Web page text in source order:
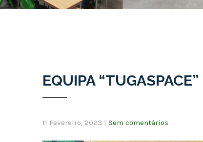
EQUIPA
11 Fevereiro, 2023 | Sem comentários